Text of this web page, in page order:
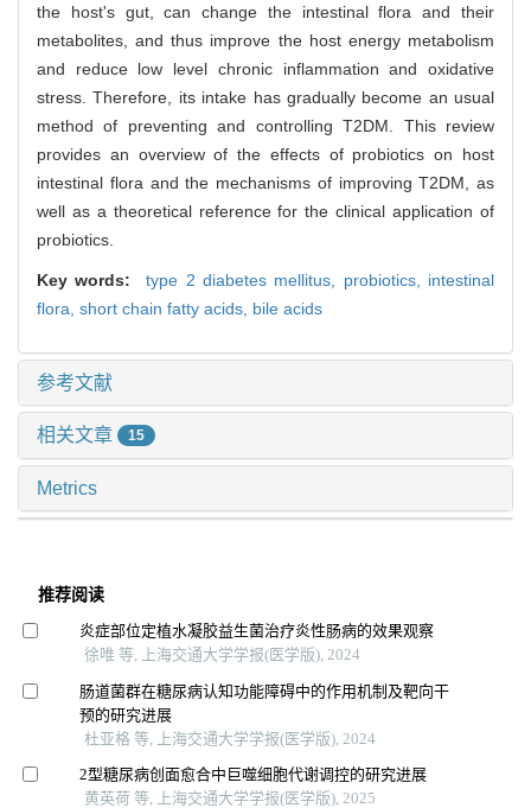
the host's gut, can change the intestinal flora and their
metabolites, and thus improve the host energy metabolism
and reduce low level chronic inflammation and oxidative
stress. Therefore, its intake has gradually become an usual
method of preventing and controlling T2DM. This review
provides an overview of the effects of probiotics on host
intestinal flora and the mechanisms of improving T2DM, as
well as a theoretical reference for the clinical application of
probiotics.
Key words: type 2 diabetes mellitus, probiotics, intestinal
flora, short chain fatty acids, bile acids
参考文献
相关文章 15
Metrics
推荐阅读
炎症部位定植水凝胶益生菌治疗炎性肠病的效果观察
徐唯 等, 上海交通大学学报(医学版), 2024
肠道菌群在糖尿病认知功能障碍中的作用机制及靶向干
预的研究进展
杜亚格 等, 上海交通大学学报(医学版), 2024
2型糖尿病创面愈合中巨噬细胞代谢调控的研究进展
黄英荷 等, 上海交通大学学报(医学版), 2025